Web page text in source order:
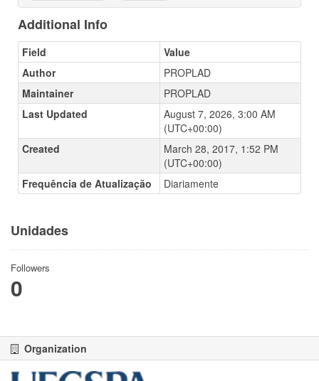
Additional Info
Field
Value
Author
PROPLAD
Maintainer
PROPLAD
Last Updated
August 7, 2026, 3:00 AM
(UTC+00:00)
Created
March 28, 2017, 1:52 PM
(UTC+00:00)
Frequência de Atualização
Diariamente
Unidades
Followers
0
Organization